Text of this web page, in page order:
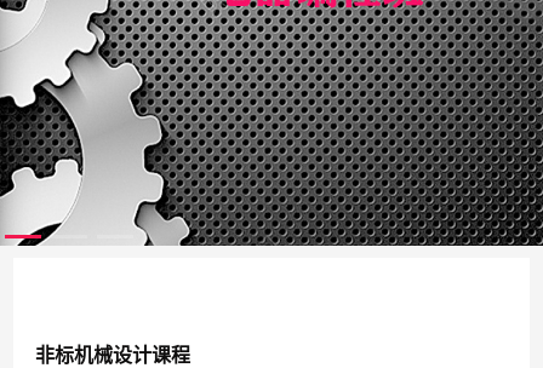
非标机械设计课程